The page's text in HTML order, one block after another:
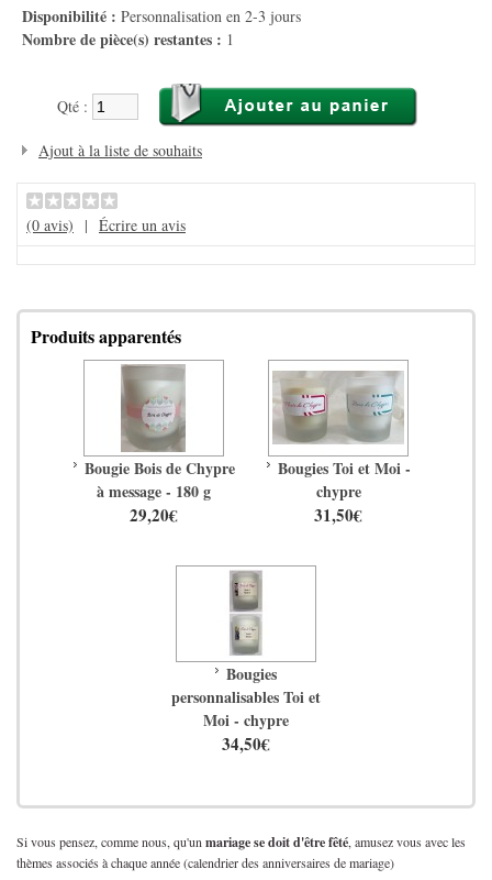
Disponibilité : Personnalisation en 2-3 jours
Nombre de pièce(s) restantes : 1
Qté :
Ajout à la liste de souhaits
(0 avis) | Écrire un avis
Produits apparentés
Bougie Bois de Chypre
à message - 180 g
29,20€
Bougies Toi et Moi -
chypre
31,50€
Bougies
personnalisables Toi et
Moi - chypre
34,50€
Si vous pensez, comme nous, qu'unmariage se doit d'être fêté, amusez vous avec les
thèmes associés à chaque année (calendrier des anniversaires de mariage)